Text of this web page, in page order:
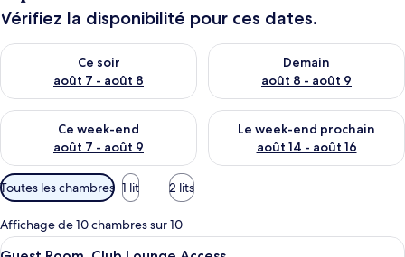
s
Vérifiez la disponibilité pour ces dates.
Ce soir
août 7 - août 8
Vérifier la disponibilité pour ce soir août 7 - août 8
Demain
août 8 - août 9
Vérifier la disponibilité pour
Ce week-end
août 7 - août 9
Vérifier la disponibilité pour ce week-end août 7 - août 9
Le week-end prochain
août 14 - août 16
Vérifier la disponibilité pour
Filtres
disponibles
pour
les
Toutes les chambres 1 lit 2 lits
Affichage de 10 chambres sur 10
Afficher
Une chambre d’hôtel avec un
11